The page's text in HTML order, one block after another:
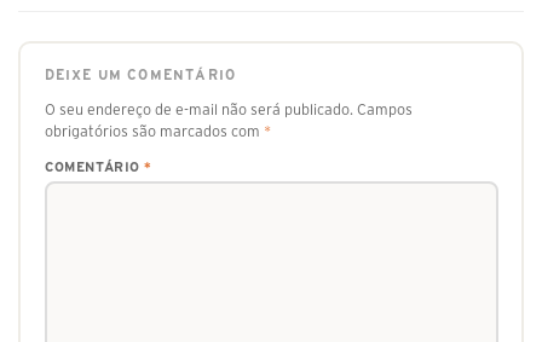
DEIXE UM COMENTÁRIO
O seu endereço de e-mail não será publicado. Campos
obrigatórios são marcados com *
COMENTÁRIO *